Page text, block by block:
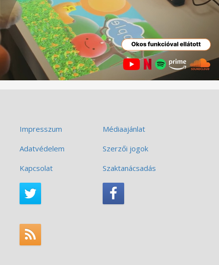
Impresszum
Médiaajánlat
Adatvédelem
Szerzői jogok
Kapcsolat
Szaktanácsadás